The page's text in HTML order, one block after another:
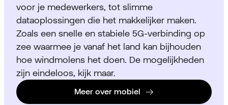
voor je medewerkers, tot slimme
dataoplossingen die het makkelijker maken.
Zoals een snelle en stabiele 5G-verbinding op
zee waarmee je vanaf het land kan bijhouden
hoe windmolens het doen. De mogelijkheden
zijn eindeloos, kijk maar.
Meer over mobiel